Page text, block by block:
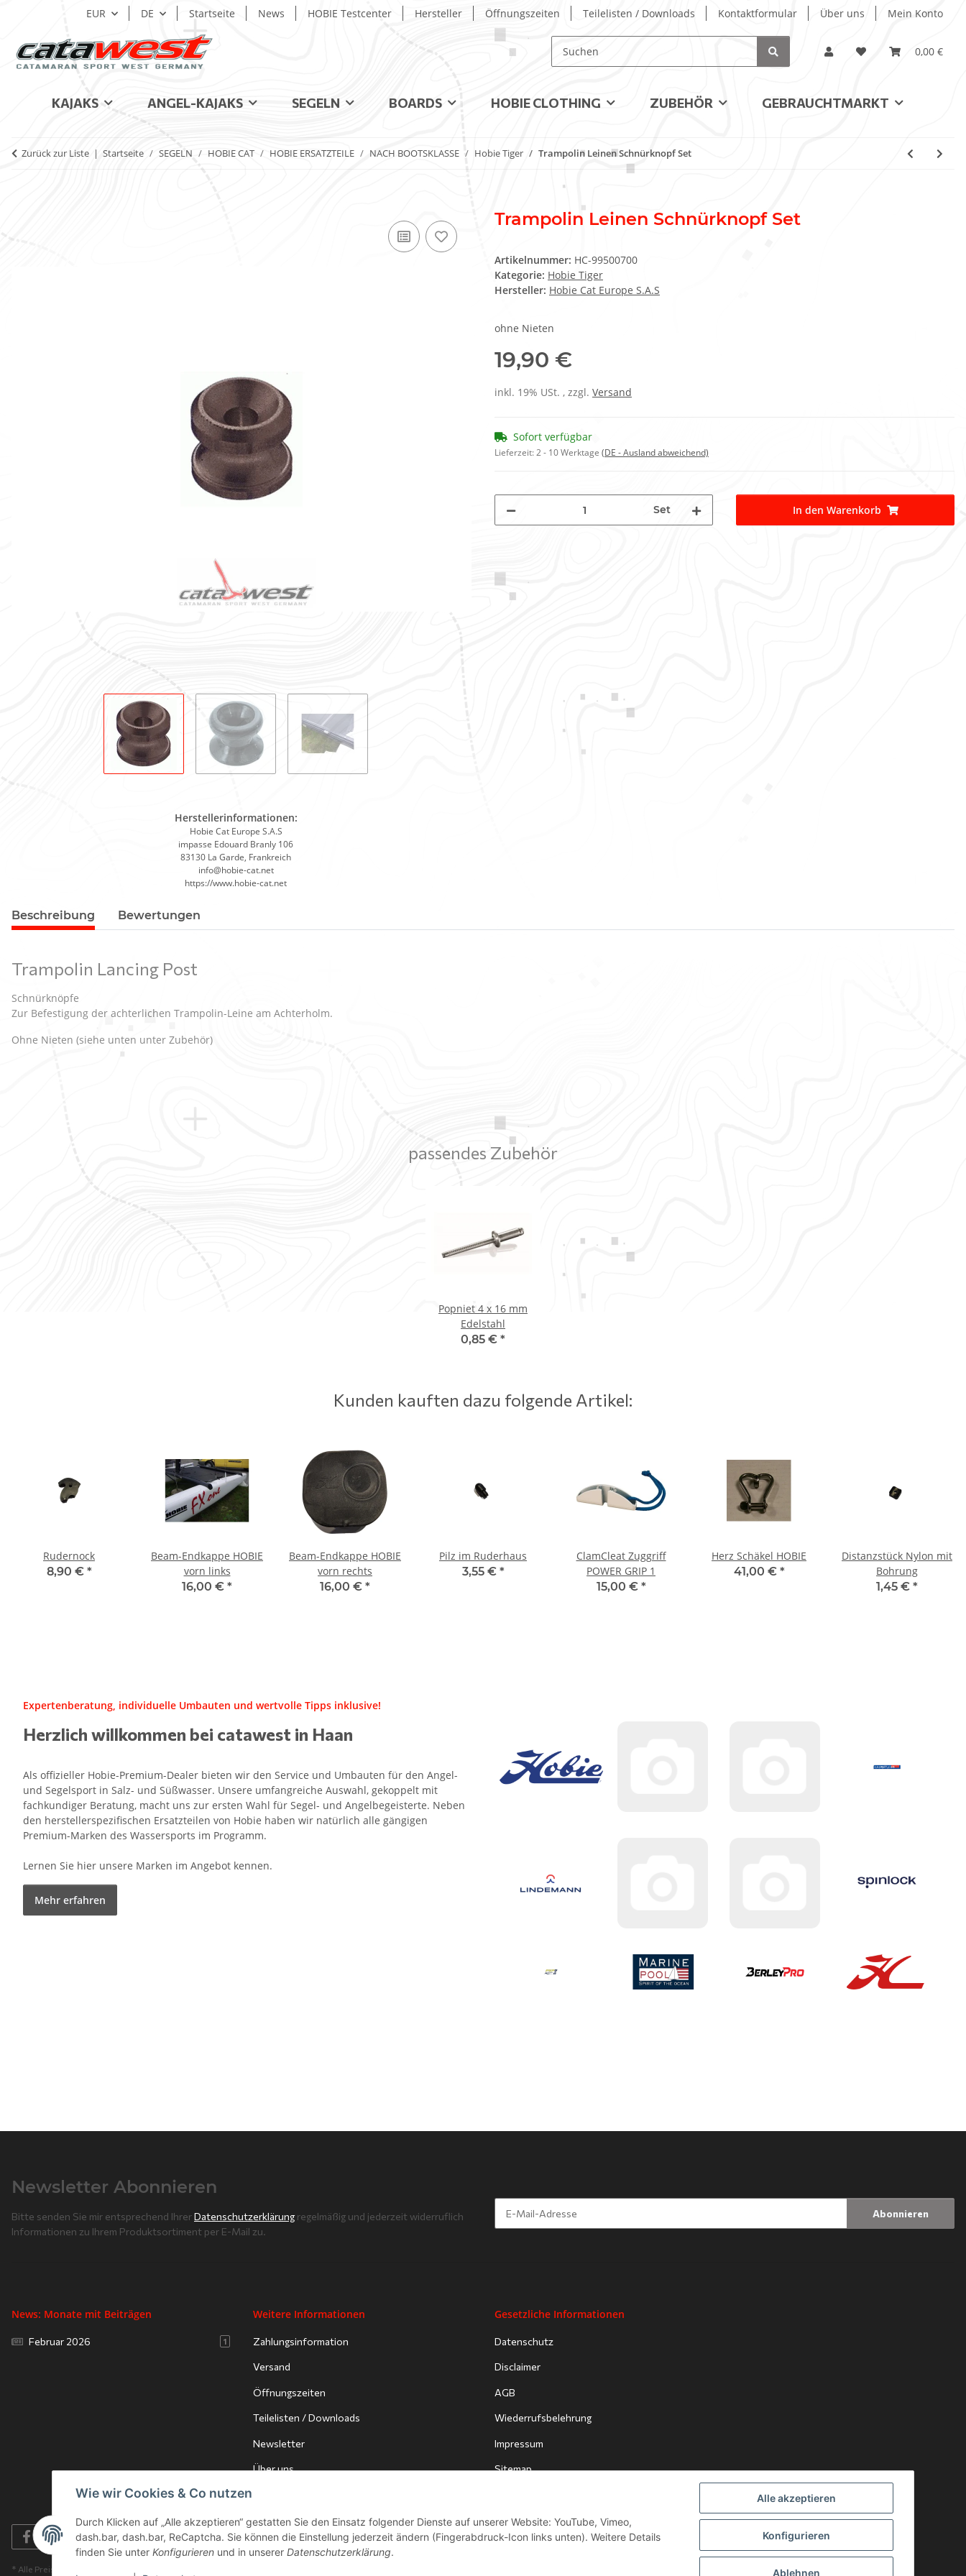
Alle akzeptieren
Konfigurieren
Ablehnen
Wie wir Cookies & Co nutzen
Durch Klicken auf „Alle akzeptieren“ gestatten Sie den Einsatz folgender Dienste auf unserer Website: YouTube, Vimeo,
dash.bar, dash.bar, ReCaptcha. Sie können die Einstellung jederzeit ändern (Fingerabdruck-Icon links unten). Weitere Details
finden Sie unter Konfigurieren und in unserer Datenschutzerklärung.
EUR DE Startseite News HOBIE Testcenter Hersteller Öffnungszeiten Teilelisten / Downloads Kontaktformular Über uns Mein Konto
0,00 €
KAJAKS ANGEL-KAJAKS SEGELN BOARDS HOBIE CLOTHING ZUBEHÖR GEBRAUCHTMARKT
Zurück zur Liste Startseite SEGELN HOBIE CAT HOBIE ERSATZTEILE NACH BOOTSKLASSE Hobie Tiger Trampolin Leinen Schnürknopf Set
Trampolin Leinen Schnürknopf Set
Artikelnummer: HC-99500700
Kategorie: Hobie Tiger
Hersteller: Hobie Cat Europe S.A.S
ohne Nieten
19,90 €
inkl. 19% USt. , zzgl. Versand
Sofort verfügbar
Lieferzeit:2 - 10 Werktage (DE - Ausland abweichend)
Set In den Warenkorb
Herstellerinformationen:
Hobie Cat Europe S.A.S
impasse Edouard Branly 106
83130 La Garde, Frankreich
info@hobie-cat.net
https://www.hobie-cat.net
Beschreibung Bewertungen
Trampolin Lancing Post
Schnürknöpfe
Zur Befestigung der achterlichen Trampolin-Leine am Achterholm.
Ohne Nieten (siehe unten unter Zubehör)
passendes Zubehör
Popniet 4 x 16 mm
Edelstahl
0,85 € *
Kunden kauften dazu folgende Artikel:
Rudernock
8,90 € *
Beam-Endkappe HOBIE
vorn links
16,00 € *
Beam-Endkappe HOBIE
vorn rechts
16,00 € *
Pilz im Ruderhaus
3,55 € *
ClamCleat Zuggriff
POWER GRIP 1
15,00 € *
Herz Schäkel HOBIE
41,00 € *
Distanzstück Nylon mit
Bohrung
1,45 € *
Expertenberatung, individuelle Umbauten und wertvolle Tipps inklusive!
Herzlich willkommen bei catawest in Haan
Als offizieller Hobie-Premium-Dealer bieten wir den Service und Umbauten für den Angel-
und Segelsport in Salz- und Süßwasser. Unsere umfangreiche Auswahl, gekoppelt mit
fachkundiger Beratung, macht uns zur ersten Wahl für Segel- und Angelbegeisterte. Neben
den herstellerspezifischen Ersatzteilen von Hobie haben wir natürlich alle gängigen
Premium-Marken des Wassersports im Programm.
Lernen Sie hier unsere Marken im Angebot kennen.
Mehr erfahren
Newsletter Abonnieren
Bitte senden Sie mir entsprechend IhrerDatenschutzerklärungregelmäßig und jederzeit widerruflich
Informationen zu Ihrem Produktsortiment per E-Mail zu.
Abonnieren
News: Monate mit Beiträgen
Februar 2026 1
Weitere Informationen
Zahlungsinformation
Versand
Öffnungszeiten
Teilelisten / Downloads
Newsletter
Über uns
Gesetzliche Informationen
Datenschutz
Disclaimer
AGB
Wiederrufsbelehrung
Impressum
Sitemap
* Alle Preise inkl. gesetzlicher USt., zzgl.